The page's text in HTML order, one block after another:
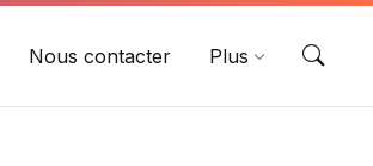
Nous contacter Plus